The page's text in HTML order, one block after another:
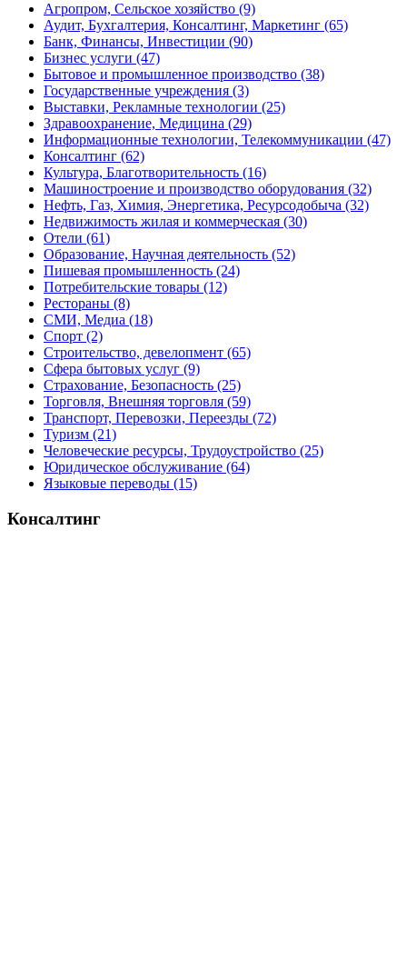
Агропром, Сельское хозяйство (9)
Аудит, Бухгалтерия, Консалтинг, Маркетинг (65)
Банк, Финансы, Инвестиции (90)
Бизнес услуги (47)
Бытовое и промышленное производство (38)
Государственные учреждения (3)
Выставки, Рекламные технологии (25)
Здравоохранение, Медицина (29)
Информационные технологии, Телекоммуникации (47)
Консалтинг (62)
Культура, Благотворительность (16)
Машиностроение и производство оборудования (32)
Нефть, Газ, Химия, Энергетика, Ресурсодобыча (32)
Недвижимость жилая и коммерческая (30)
Отели (61)
Образование, Научная деятельность (52)
Пишевая промышленность (24)
Потребительские товары (12)
Рестораны (8)
СМИ, Медиа (18)
Спорт (2)
Строительство, девелопмент (65)
Сфера бытовых услуг (9)
Страхование, Безопасность (25)
Торговля, Внешняя торговля (59)
Транспорт, Перевозки, Переезды (72)
Туризм (21)
Человеческие ресурсы, Трудоустройство (25)
Юридическое обслуживание (64)
Языковые переводы (15)
Консалтинг